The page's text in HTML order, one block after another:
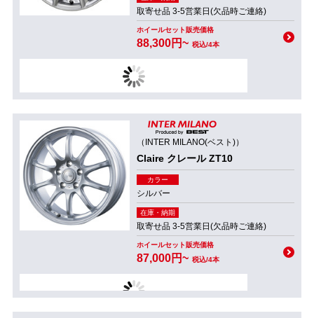
取寄せ品 3-5営業日(欠品時ご連絡)
ホイールセット販売価格
88,300円~ 税込/4本
（INTER MILANO(ベスト)）
Claire クレール ZT10
カラー
シルバー
在庫・納期
取寄せ品 3-5営業日(欠品時ご連絡)
ホイールセット販売価格
87,000円~ 税込/4本